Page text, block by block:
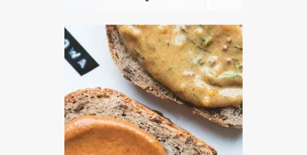
więcej
Czas przygotowania: 10 minut
SOSY I DODATKI
WIELKANOC ?